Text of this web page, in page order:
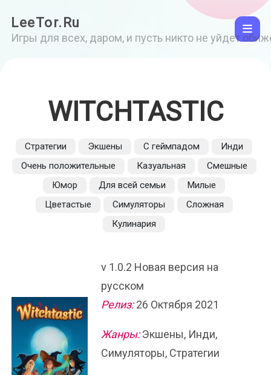
LeeTor.Ru
Игры для всех, даром, и пусть никто не уйдет
WITCHTASTIC
Стратегии Экшены С геймпадом
Инди
Очень положительные
Казуальная
Смешные
Юмор
Для всей семьи
Милые
Цветастые
Симуляторы
Сложная
Кулинария
v 1.0.2 Новая версия на
русском
Релиз:26 Октября 2021
Жанры:Экшены, Инди,
Симуляторы, Стратегии